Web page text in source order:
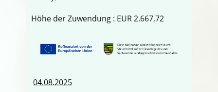
Höhe der Zuwendung : EUR 2.667,72
04.08.2025